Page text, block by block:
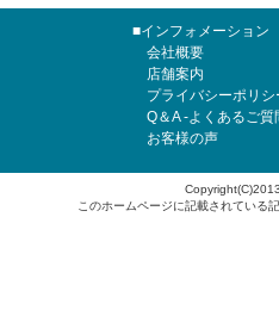
■インフォメーション
会社概要
店舗案内
プライバシーポリシ
Q＆A -よくあるご質
お客様の声
このホームページに記載されている